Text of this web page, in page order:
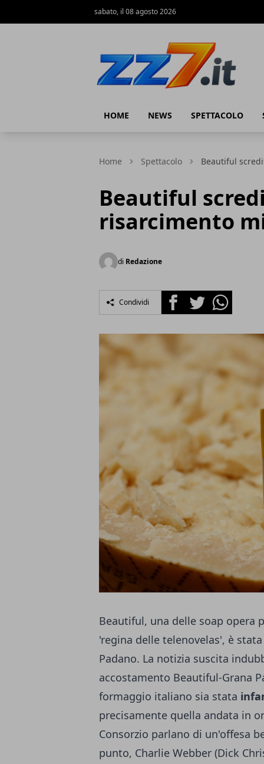
sabato, il 08 agosto 2026
HOME NEWS SPETTACOLO
Home Spettacolo Beautiful
Beautiful
risarcimento
di Redazione
Condividi FacebookTwitterWhatsapp
Beautiful, una delle soap opera
'regina delle telenovelas', è
Padano. La notizia suscita
accostamento Beautiful-Grana
formaggio italiano sia stata
precisamente quella andata in
Consorzio parlano di un'offesa
punto, Charlie Webber (Dick